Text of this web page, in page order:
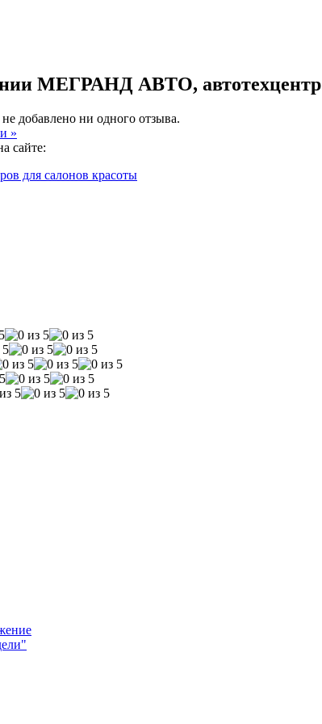
МЕГРАНД АВТО, автотехцентр
добавлено ни одного отзыва.
»
сайте:
для салонов красоты